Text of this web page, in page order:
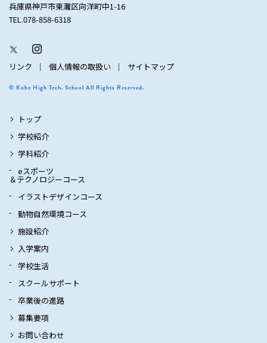
兵庫県神戸市東灘区向洋町中1-16
TEL.078-858-6318
リンク 個人情報の取扱い サイトマップ
© Kobe High Tech. School All Rights Reserved.
トップ
学校紹介
学科紹介
eスポーツ
＆テクノロジーコース
イラストデザインコース
動物自然環境コース
施設紹介
入学案内
学校生活
スクールサポート
卒業後の進路
募集要項
お問い合わせ